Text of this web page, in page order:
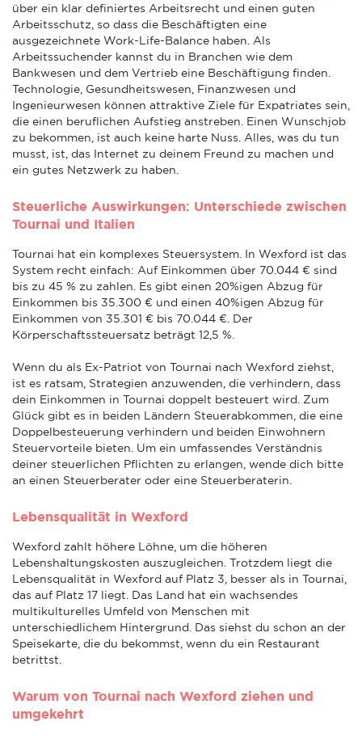
über ein klar definiertes Arbeitsrecht und einen guten
Arbeitsschutz, so dass die Beschäftigten eine
ausgezeichnete Work-Life-Balance haben. Als
Arbeitssuchender kannst du in Branchen wie dem
Bankwesen und dem Vertrieb eine Beschäftigung finden.
Technologie, Gesundheitswesen, Finanzwesen und
Ingenieurwesen können attraktive Ziele für Expatriates sein,
die einen beruflichen Aufstieg anstreben. Einen Wunschjob
zu bekommen, ist auch keine harte Nuss. Alles, was du tun
musst, ist, das Internet zu deinem Freund zu machen und
ein gutes Netzwerk zu haben.
Steuerliche Auswirkungen: Unterschiede zwischen
Tournai und Italien
Tournai hat ein komplexes Steuersystem. In Wexford ist das
System recht einfach: Auf Einkommen über 70.044 € sind
bis zu 45 % zu zahlen. Es gibt einen 20%igen Abzug für
Einkommen bis 35.300 € und einen 40%igen Abzug für
Einkommen von 35.301 € bis 70.044 €. Der
Körperschaftssteuersatz beträgt 12,5 %.
Wenn du als Ex-Patriot von Tournai nach Wexford ziehst,
ist es ratsam, Strategien anzuwenden, die verhindern, dass
dein Einkommen in Tournai doppelt besteuert wird. Zum
Glück gibt es in beiden Ländern Steuerabkommen, die eine
Doppelbesteuerung verhindern und beiden Einwohnern
Steuervorteile bieten. Um ein umfassendes Verständnis
deiner steuerlichen Pflichten zu erlangen, wende dich bitte
an einen Steuerberater oder eine Steuerberaterin.
Lebensqualität in Wexford
Wexford zahlt höhere Löhne, um die höheren
Lebenshaltungskosten auszugleichen. Trotzdem liegt die
Lebensqualität in Wexford auf Platz 3, besser als in Tournai,
das auf Platz 17 liegt. Das Land hat ein wachsendes
multikulturelles Umfeld von Menschen mit
unterschiedlichem Hintergrund. Das siehst du schon an der
Speisekarte, die du bekommst, wenn du ein Restaurant
betrittst.
Warum von Tournai nach Wexford ziehen und
umgekehrt